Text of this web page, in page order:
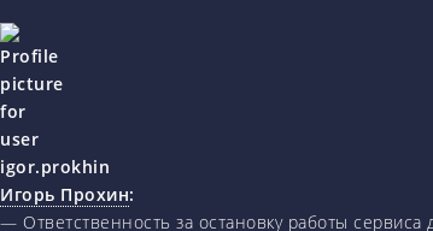
Игорь Прохин:
— Ответственность за остановку работы